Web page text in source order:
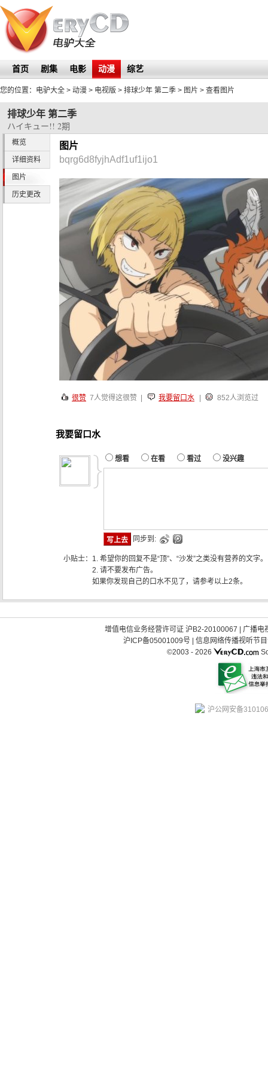
首页 剧集 电影 动漫 综艺
您的位置： 电驴大全 > 动漫 > 电视版 > 排球少年 第二季 > 图片 > 查看图片
排球少年 第二季
ハイキュー!! 2期
概览
详细资料
图片
历史更改
图片
bqrg6d8fyjhAdf1uf1ijo1
很赞 7人觉得这很赞 | 我要留口水 852人浏览过
我要留口水
想看 在看 看过 没兴趣
同步到:
小贴士： 1. 希望你的回复不是“顶”、“沙发”之类没有营养的文字。
2. 请不要发布广告。
如果你发现自己的口水不见了，请参考以上2条。
增值电信业务经营许可证 沪B2-20100067 | 广播电
沪ICP备05001009号| 信息网络传播视听节
©2003 - 2026
沪公网安备